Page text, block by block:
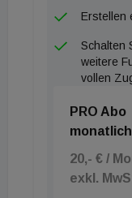
Erstellen
Schalten
weitere
vollen
PRO Abo
monatlich
20,- € /
exkl.